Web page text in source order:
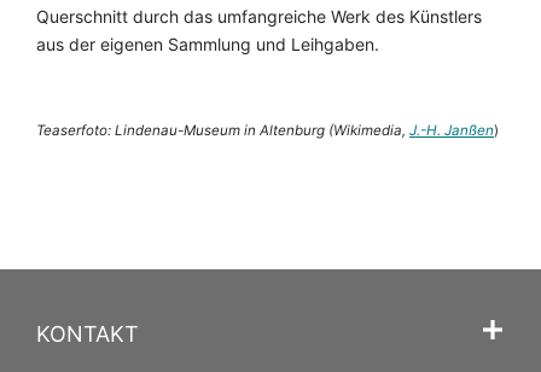
Querschnitt durch das umfangreiche Werk des Künstlers
aus der eigenen Sammlung und Leihgaben.
Teaserfoto: Lindenau-Museum in Altenburg (Wikimedia, J.-H. Janßen)
KONTAKT